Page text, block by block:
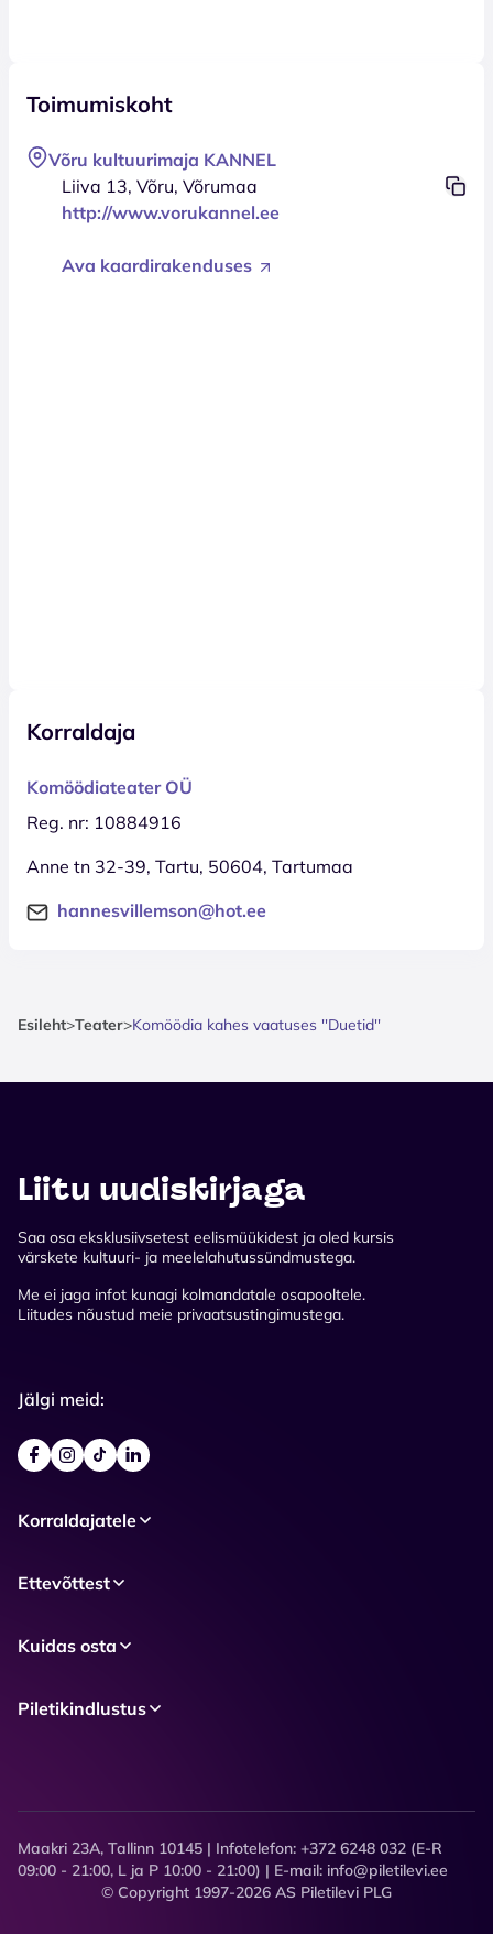
Toimumiskoht
Võru kultuurimaja KANNEL
Liiva 13, Võru, Võrumaa
http://www.vorukannel.ee
Ava kaardirakenduses
Korraldaja
Komöödiateater OÜ
Reg. nr: 10884916
Anne tn 32-39, Tartu, 50604, Tartumaa
hannesvillemson@hot.ee
Esileht>Teater>Komöödia kahes vaatuses ''Duetid''
Liitu uudiskirjaga
Saa osa eksklusiivsetest eelismüükidest ja oled kursis
värskete kultuuri- ja meelelahutussündmustega.
Me ei jaga infot kunagi kolmandatale osapooltele.
Liitudes nõustud meie privaatsustingimustega.
Jälgi meid:
Korraldajatele
Ettevõttest
Kuidas osta
Piletikindlustus
Maakri 23A, Tallinn 10145 | Infotelefon: +372 6248 032 (E-R
09:00 - 21:00, L ja P 10:00 - 21:00) | E-mail: info@piletilevi.ee
© Copyright 1997-2026 AS Piletilevi PLG